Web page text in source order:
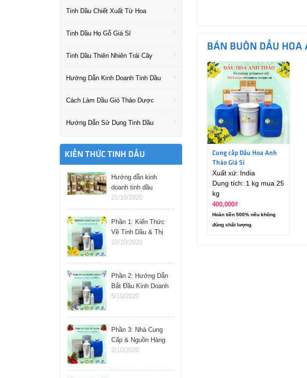
Tinh Dầu Chiết Xuất Từ Hoa
Tinh Dầu Họ Gỗ Giá Sỉ
Tinh Dầu Thiên Nhiên Trái Cây
Hướng Dẫn Kinh Doanh Tinh Dầu
Cách Làm Dầu Gió Thảo Dược
Hướng Dẫn Sử Dụng Tinh Dầu
KIẾN THỨC TINH DẦU
Hướng dẫn kinh
doanh tinh dầu
online
21/10/2020
Phần 1: Kiến Thức
Về Tinh Dầu & Thị
Trường
10/10/2020
Phần 2: Hướng Dẫn
Bắt Đầu Kinh Doanh
Tinh Dầu
5/10/2020
Phần 3: Nhà Cung
Cấp & Nguồn Hàng
Tinh Dầu
2/10/2020
BÁN BUÔN DẦU HOA
Cung cấp Dầu Hoa Anh
Thảo Giá Sỉ
Xuất xứ: India
Dung tích: 1 kg mua 25
kg
400,000₫
Hoàn tiền 500% nếu không
đúng chất lượng.